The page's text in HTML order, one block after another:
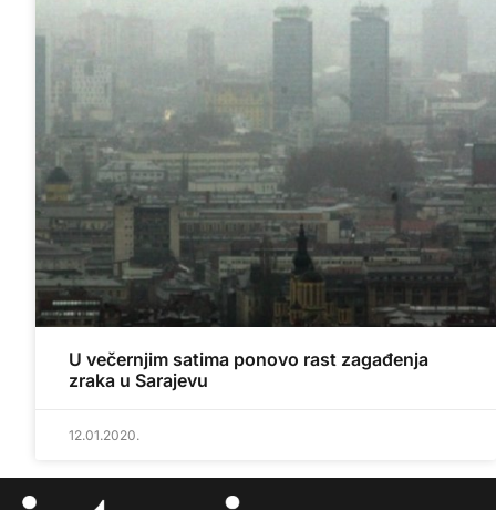
U večernjim satima ponovo rast zagađenja
zraka u Sarajevu
12.01.2020.